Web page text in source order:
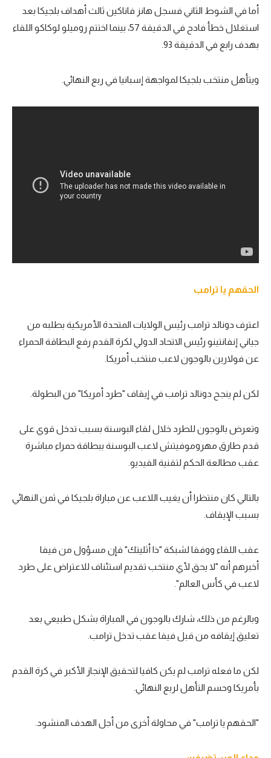
كويز في الجول
فيديو في الجول
أما في الشوط الثاني فسجل هانز فاناكين ثالث أهداف بلجيكا بعد
استغلال خطأ فادح في الدقيقة 57، بينما اختتم روميلو لوكاكو اللقاء
بهدف رابع في الدقيقة 93.
ويتأهل منتخب بلجيكا لمواجهة إسبانيا في ربع النهائي.
الحقهم يا ترامب
اعترف دونالد ترامب رئيس الولايات المتحدة الأمريكية بطلبه من
جياني إنفانتينو رئيس الاتحاد الدولي لكرة القدم رفع البطاقة الحمراء
عن فولارين بالوجون لاعب منتخب أمريكا.
لكن لم ينجح دونالد ترامب في إيقاف "طرد أمريكا" من البطولة.
وتعرض بالوجون للطرد خلال لقاء البوسنة بسبب تدخل قوي على
قدم طارق مهروموفيتش لاعب البوسنة ببطاقة حمراء مباشرة
عقب مطالعة الحكم لتقنية الفيديو.
بالتالي كان منتظرا أن يغيب اللاعب عن مباراة بلجيكا في ثمن النهائي
بسبب الإيقاف.
عقب اللقاء ووفقا لشبكة "ذا أثليتك" فإن مسؤول من فيفا
أخبرهم أنه "لا يحق لأي منتخب تقديم استئناف للاعتراض على طرد
لاعب في كأس العالم".
وبالرغم من ذلك، شارك بالوجون في المباراة بشكل طبيعي بعد
تعليق إيقافه من قبل فيفا عقب تدخل ترامب.
لكن ما فعله ترامب لم يكن كافيا لتحقيق الإنجاز الأكبر في كرة القدم
بأمريكا وحسم التأهل لربع النهائي.
"الحقهم يا ترامب" في محاولة أخرى من أجل الهدف المنشود.